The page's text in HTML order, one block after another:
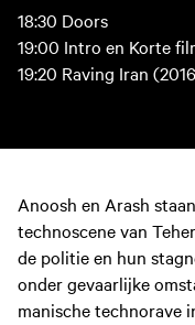
18:30 Doors
19:00 Intro en Korte
19:20 Raving Iran
Anoosh en Arash
technoscene van
de politie en hun
onder gevaarlijke
manische technorave